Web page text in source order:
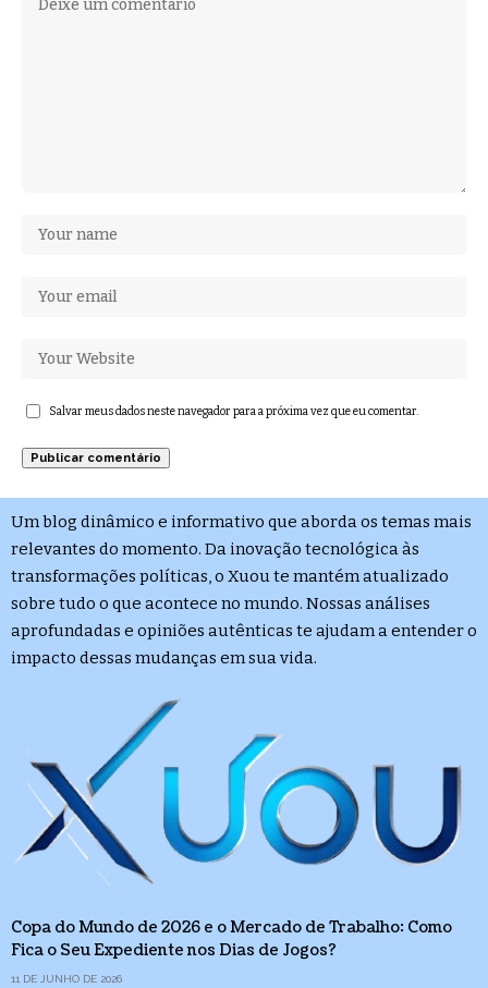
Salvar meus dados neste navegador para a próxima vez que eu comentar.
Um blog dinâmico e informativo que aborda os temas mais
relevantes do momento. Da inovação tecnológica às
transformações políticas, o Xuou te mantém atualizado
sobre tudo o que acontece no mundo. Nossas análises
aprofundadas e opiniões autênticas te ajudam a entender o
impacto dessas mudanças em sua vida.
Copa do Mundo de 2026 e o Mercado de Trabalho: Como
Fica o Seu Expediente nos Dias de Jogos?
11 DE JUNHO DE 2026